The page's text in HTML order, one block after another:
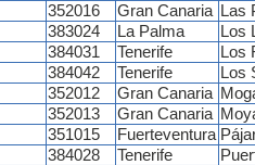
352016 Gran Canaria
Las
383024 La Palma
Los
384031 Tenerife
Los
384042 Tenerife
Los
352012 Gran Canaria
352013 Gran Canaria
351015 Fuerteventura
384028 Tenerife